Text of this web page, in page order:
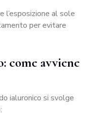
l’esposizione al sole
per evitare
come avviene
ialuronico si svolge